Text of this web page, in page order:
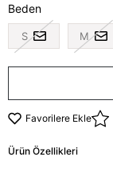
Beden
S M
Favorilere Ekle
Ürün Özellikleri